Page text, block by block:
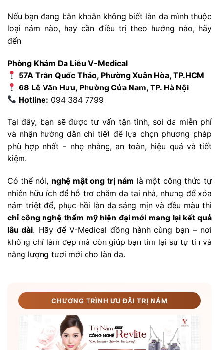
Nếu bạn đang băn khoăn không biết làn da mình thuộc
loại nám nào, hay cần điều trị theo hướng nào, hãy
đến:
Phòng Khám Da Liễu V-Medical
57A Trần Quốc Thảo, Phường Xuân Hòa, TP.HCM
68 Lê Văn Hưu, Phường Cửa Nam, TP. Hà Nội
Hotline: 094 384 7799
Tại đây, bạn sẽ được tư vấn tận tình, soi da miễn phí
và nhận hướng dẫn chi tiết để lựa chọn phương pháp
phù hợp nhất – nhẹ nhàng, an toàn, hiệu quả và tiết
kiệm.
Có thể nói, nghệ mật ong trị nám là một công thức tự
nhiên hữu ích để hỗ trợ chăm da tại nhà, nhưng để xóa
nám triệt để, phục hồi làn da sáng mịn và đều màu thì
chỉ công nghệ thẩm mỹ hiện đại mới mang lại kết quả
lâu dài. Hãy để V-Medical đồng hành cùng bạn – nơi
không chỉ làm đẹp mà còn giúp bạn tìm lại sự tự tin và
năng lượng tươi mới cho làn da.
CHƯƠNG TRÌNH ƯU ĐÃI TRỊ NÁM